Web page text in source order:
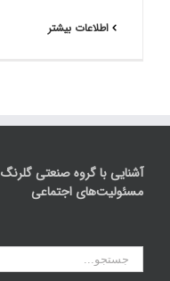
اطلاعات بیشتر
آشنایی با گروه صنعتی گلرنگ
مسئولیت‌های اجتماعی
جستجو
برای: